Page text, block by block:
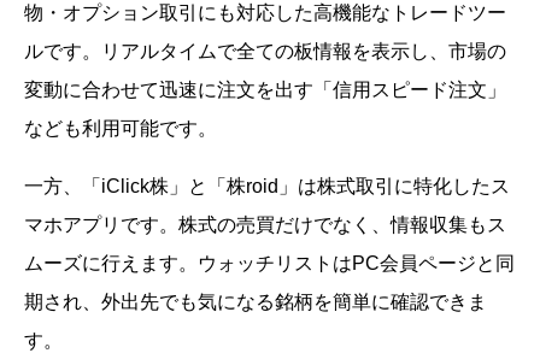
物・オプション取引にも対応した高機能なトレードツー
ルです。リアルタイムで全ての板情報を表示し、市場の
変動に合わせて迅速に注文を出す「信用スピード注文」
なども利用可能です。
一方、「iClick株」と「株roid」は株式取引に特化したス
マホアプリです。株式の売買だけでなく、情報収集もス
ムーズに行えます。ウォッチリストはPC会員ページと同
期され、外出先でも気になる銘柄を簡単に確認できま
す。